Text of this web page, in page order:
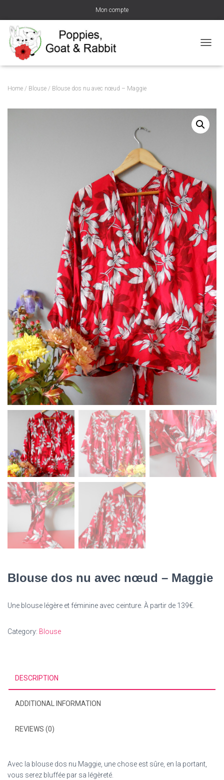
Mon compte
P
R
L
A
A
T
I
O
N
Home / Blouse / Blouse dos nu avec nœud – Maggie
Blouse dos nu avec nœud – Maggie
Une blouse légère et féminine avec ceinture. À partir de 139€.
Category: Blouse
DESCRIPTION
ADDITIONAL INFORMATION
REVIEWS (0)
Avec la blouse dos nu Maggie, une chose est sûre, en la portant,
vous serez bluffée par sa légèreté.